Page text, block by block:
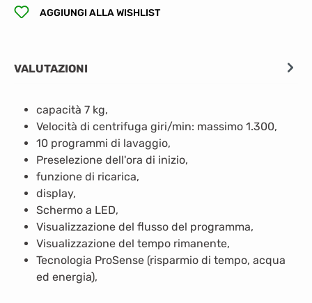
AGGIUNGI ALLA WISHLIST
VALUTAZIONI
capacità 7 kg,
Velocità di centrifuga giri/min: massimo 1.300,
10 programmi di lavaggio,
Preselezione dell'ora di inizio,
funzione di ricarica,
display,
Schermo a LED,
Visualizzazione del flusso del programma,
Visualizzazione del tempo rimanente,
Tecnologia ProSense (risparmio di tempo, acqua
ed energia),